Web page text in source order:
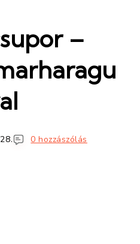
–
0 hozzászólás